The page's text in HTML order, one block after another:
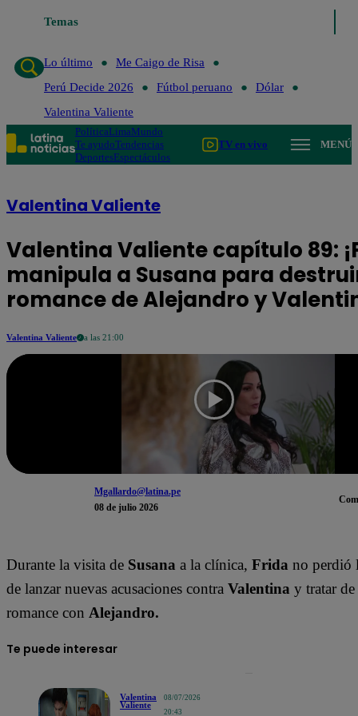
Temas
Lo último Me Caigo de Risa
Lo último
Me Caigo de Risa
Perú Decide 2026
Fútbol peruano
Dólar
Valentina Valiente
PolíticaLimaMundo
Te ayudoTendencias
DeportesEspectáculos
TV en vivo MENÚ
Valentina Valiente
Valentina Valiente capítulo 89:
manipula a Susana para
romance de Alejandro y
Valentina Valiente a las 21:00
Mgallardo@latina.pe
08 de julio 2026
Durante la visita de Susana a la clínica, Frida no perdió
de lanzar nuevas acusaciones contra Valentina y tratar
romance con Alejandro.
Te puede interesar
Valentina
Valiente
08/07/2026
20:43